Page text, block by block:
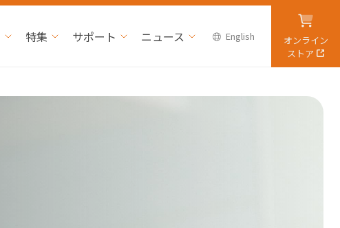
特集 サポート ニュース English
オンライン
ストア